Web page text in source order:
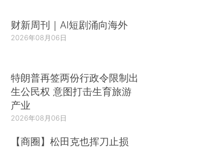
财新周刊｜AI短剧涌向海外
2026年08月06日
特朗普再签两份行政令限制出
生公民权 意图打击生育旅游
产业
2026年08月06日
【商圈】松田克也挥刀止损